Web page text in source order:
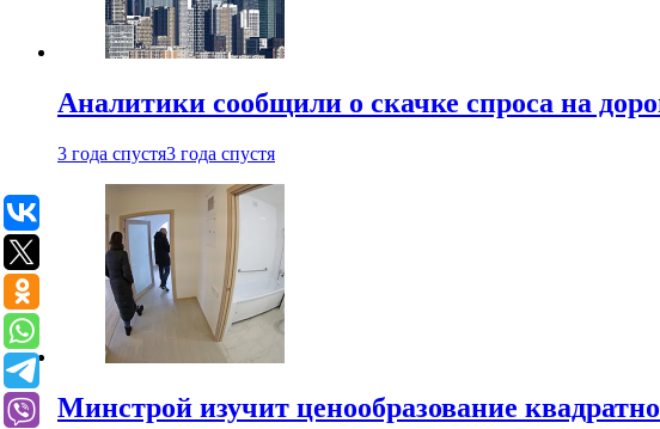
Аналитики сообщили о скачке спроса на
3 года спустя3 года спустя
Минстрой изучит ценообразование